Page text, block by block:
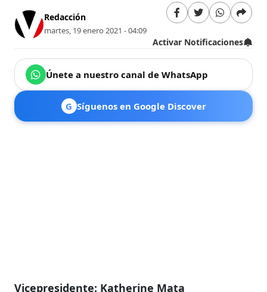
Redacción
martes, 19 enero 2021 - 04:09
Activar Notificaciones
Únete a nuestro canal de WhatsApp
G Síguenos en Google Discover
Vicepresidente: Katherine Mata